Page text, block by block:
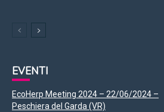
EVENTI
EcoHerp Meeting 2024 – 22/06/2024 –
Peschiera del Garda (VR)